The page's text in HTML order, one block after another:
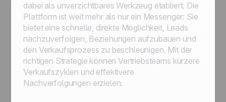
dabei als unverzichtbares Werkzeug etabliert. Die
Plattform ist weit mehr als nur ein Messenger: Sie
bietet eine schnelle, direkte Möglichkeit, Leads
nachzuverfolgen, Beziehungen aufzubauen und
den Verkaufsprozess zu beschleunigen. Mit der
richtigen Strategie können Vertriebsteams kürzere
Verkaufszyklen und effektivere
Nachverfolgungen erzielen.